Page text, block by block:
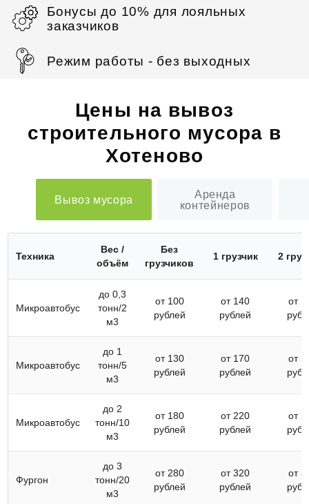
Бонусы до 10% для лояльных
заказчиков
Режим работы - без выходных
Цены на вывоз
строительного мусора в
Хотеново
Вывоз мусора
Аренда
контейнеров
Техника
Вес /
объём
Без
грузчиков
1 грузчик 2
Микроавтобус
до 0,3
тонн/2
м3
от 100
рублей
от 140
рублей
от
Микроавтобус
до 1
тонн/5
м3
от 130
рублей
от 170
рублей
от
Микроавтобус
до 2
тонн/10
м3
от 180
рублей
от 220
рублей
от
Фургон
до 3
тонн/20
м3
от 280
рублей
от 320
рублей
от